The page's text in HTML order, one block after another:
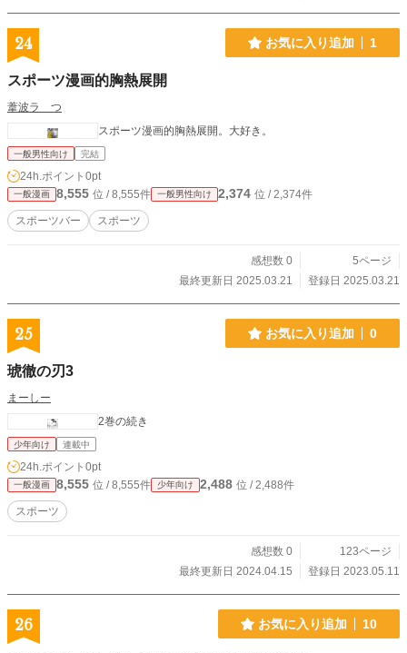
24 お気に入り追加 1
スポーツ漫画的胸熱展開
葦波ラ つ
スポーツ漫画的胸熱展開。大好き。
一般男性向け 完結
24h.ポイント 0pt
一般漫画 8,555 位 / 8,555件 一般男性向け 2,374 位 / 2,374件
スポーツバー スポーツ
感想数 0
5ページ
最終更新日 2025.03.21
登録日 2025.03.21
25 お気に入り追加 0
琥徹の刃3
まーしー
2巻の続き
少年向け 連載中
24h.ポイント 0pt
一般漫画 8,555 位 / 8,555件 少年向け 2,488 位 / 2,488件
スポーツ
感想数 0
123ページ
最終更新日 2024.04.15
登録日 2023.05.11
26 お気に入り追加 10